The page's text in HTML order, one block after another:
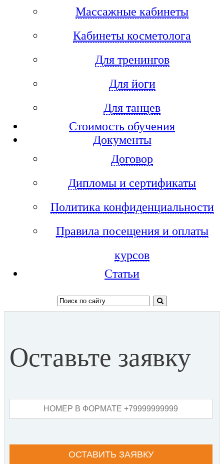
Массажные кабинеты
Кабинеты косметолога
Для тренингов
Для йоги
Для танцев
Стоимость обучения
Документы
Договор
Дипломы и сертификаты
Политика конфиденциальности
Правила посещения и оплаты
курсов
Статьи
Оставьте заявку